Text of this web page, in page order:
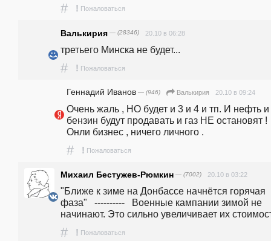
# ! Пожаловаться
Валькирия — (28346) 20.10 в 06:28
третьего Минска не будет...
# ! Пожаловаться
Геннадий Иванов — (946) Валькирия 20.10 в 09:24
Очень жаль , НО будет и 3 и 4 и тп. И нефть и
бензин будут продавать и газ НЕ остановят !
Онли бизнес , ничего личного .
# ! Пожаловаться
Михаил Бестужев-Рюмкин — (7002) 20.10 в 03:22
"Ближе к зиме на Донбассе начнётся горячая
фаза"   ----------   Военные кампании зимой не
начинают. Это сильно увеличивает их
# ! Пожаловаться